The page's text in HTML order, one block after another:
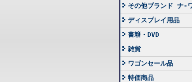
その他ブランド ナ-
ディスプレイ用品
書籍・DVD
雑貨
ワゴンセール品
特価商品